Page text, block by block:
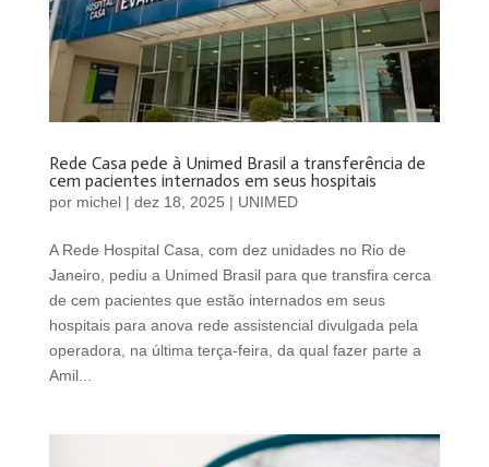
Rede Casa pede à Unimed Brasil a transferência de
cem pacientes internados em seus hospitais
por michel| dez 18, 2025 | UNIMED
A Rede Hospital Casa, com dez unidades no Rio de
Janeiro, pediu a Unimed Brasil para que transfira cerca
de cem pacientes que estão internados em seus
hospitais para anova rede assistencial divulgada pela
operadora, na última terça-feira, da qual fazer parte a
Amil...